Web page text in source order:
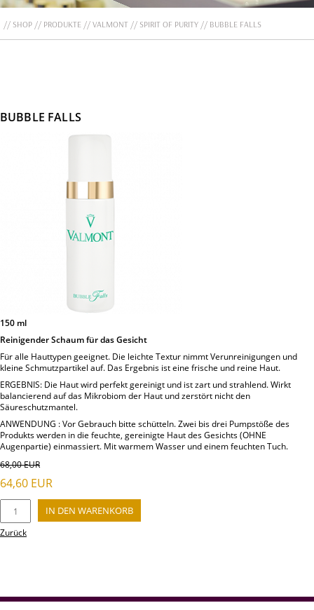
SHOP PRODUKTE VALMONT SPIRIT OF PURITY BUBBLE FALLS
BUBBLE FALLS
150 ml
Reinigender Schaum für das Gesicht
Für alle Hauttypen geeignet. Die leichte Textur nimmt Verunreinigungen und
kleine Schmutzpartikel auf. Das Ergebnis ist eine frische und reine Haut.
ERGEBNIS: Die Haut wird perfekt gereinigt und ist zart und strahlend. Wirkt
balancierend auf das Mikrobiom der Haut und zerstört nicht den
Säureschutzmantel.
ANWENDUNG : Vor Gebrauch bitte schütteln. Zwei bis drei Pumpstöße des
Produkts werden in die feuchte, gereinigte Haut des Gesichts (OHNE
Augenpartie) einmassiert. Mit warmem Wasser und einem feuchten Tuch.
68,00EUR
64,60 EUR
Zurück